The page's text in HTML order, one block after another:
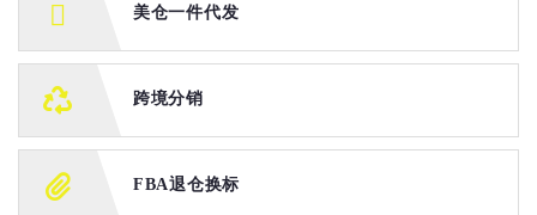
美仓一件代发
跨境分销
FBA退仓换标